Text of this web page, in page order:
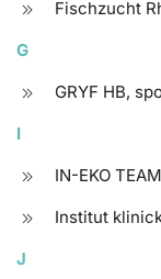
Fischzucht
G
GRYF HB,
I
IN-EKO
Institut
J